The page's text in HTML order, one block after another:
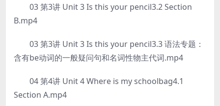
03 第3讲 Unit 3 Is this your pencil3.2 Section
B.mp4
03 第3讲 Unit 3 Is this your pencil3.3 语法专题：
含有be动词的一般疑问句和名词性物主代词.mp4
04 第4讲 Unit 4 Where is my schoolbag4.1
Section A.mp4